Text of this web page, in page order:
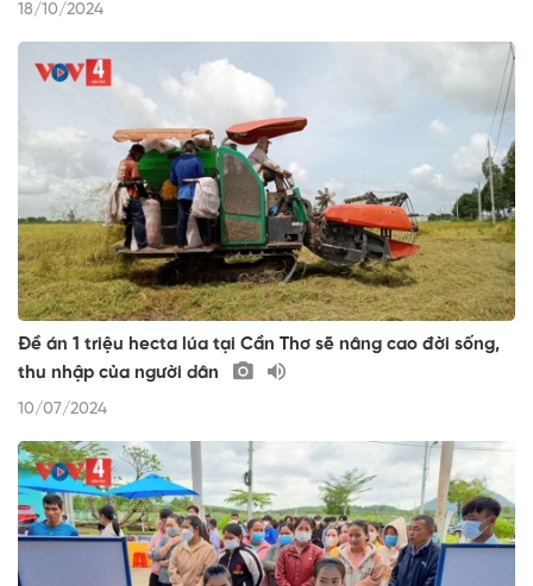
18/10/2024
Đề án 1 triệu hecta lúa tại Cần Thơ sẽ nâng cao đời sống,
thu nhập của người dân
10/07/2024